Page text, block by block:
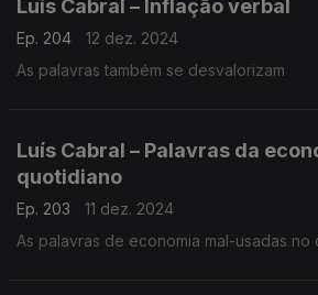
Luís Cabral – Inflação verbal
Ep. 204
12 dez. 2024
As palavras também se desvalorizam
Luís Cabral – Palavras da
quotidiano
Ep. 203
11 dez. 2024
As palavras de economia mal-usadas no